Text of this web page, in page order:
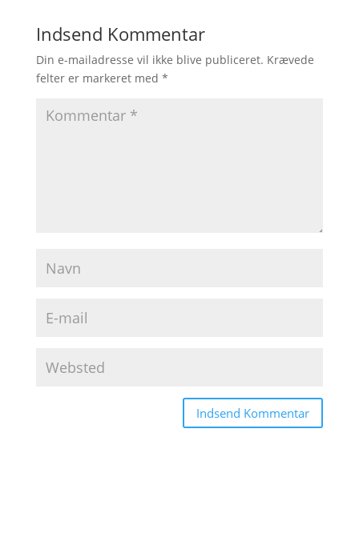
Indsend Kommentar
Din e-mailadresse vil ikke blive publiceret. Krævede
felter er markeret med *